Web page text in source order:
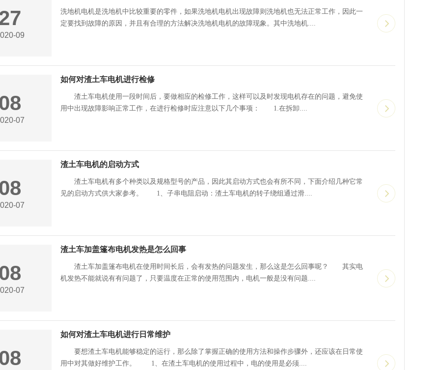
09
洗地机电机是洗地机中比较重要的零件，如果洗地机电机出现故障则洗地机也无法正常工作，因此一
定要找到故障的原因，并且有合理的方法解决洗地机电机的故障现象。其中洗地机....
07
如何对渣土车电机进行检修
渣土车电机使用一段时间后，要做相应的检修工作，这样可以及时发现电机存在的问题，避免使
用中出现故障影响正常工作，在进行检修时应注意以下几个事项： 1.在拆卸....
07
渣土车电机的启动方式
渣土车电机有多个种类以及规格型号的产品，因此其启动方式也会有所不同，下面介绍几种它常
见的启动方式供大家参考。 1、子串电阻启动：渣土车电机的转子绕组通过滑....
07
渣土车加盖篷布电机发热是怎么回事
渣土车加盖篷布电机在使用时间长后，会有发热的问题发生，那么这是怎么回事呢？ 其实电
机发热不能就说有有问题了，只要温度在正常的使用范围内，电机一般是没有问题....
如何对渣土车电机进行日常维护
要想渣土车电机能够稳定的运行，那么除了掌握正确的使用方法和操作步骤外，还应该在日常使
用中对其做好维护工作。 1、在渣土车电机的使用过程中，电的使用是必须....